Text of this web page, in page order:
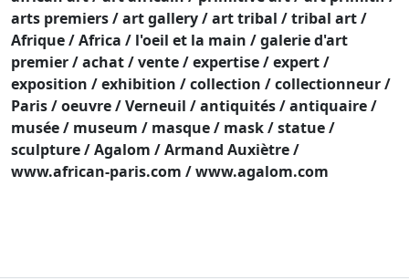
arts premiers / art gallery / art tribal / tribal art /
Afrique / Africa / l'oeil et la main / galerie d'art
premier / achat / vente / expertise / expert /
exposition / exhibition / collection / collectionneur /
Paris / oeuvre / Verneuil / antiquités / antiquaire /
musée / museum / masque / mask / statue /
sculpture / Agalom / Armand Auxiètre /
www.african-paris.com / www.agalom.com